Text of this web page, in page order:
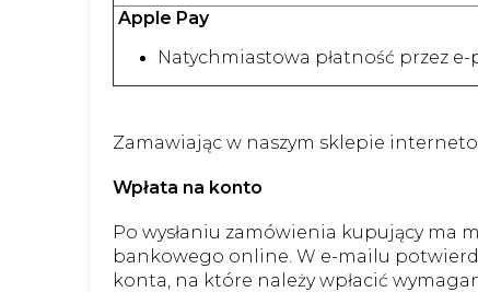
Apple Pay
Natychmiastowa płatność przez e-
Zamawiając w naszym sklepie
Wpłata na konto
Po wysłaniu zamówienia kupujący
bankowego online. W e-mailu
konta, na które należy wpłacić